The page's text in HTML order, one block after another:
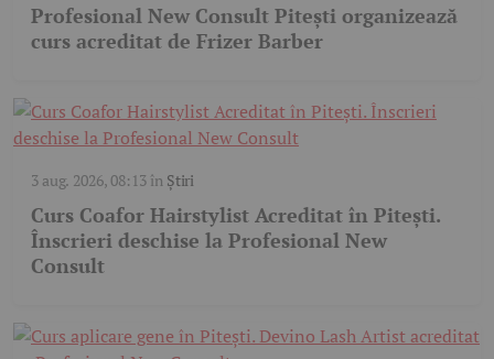
Profesional New Consult Pitești organizează
curs acreditat de Frizer Barber
3 aug. 2026, 08:13în Știri
Curs Coafor Hairstylist Acreditat în Pitești.
Înscrieri deschise la Profesional New
Consult